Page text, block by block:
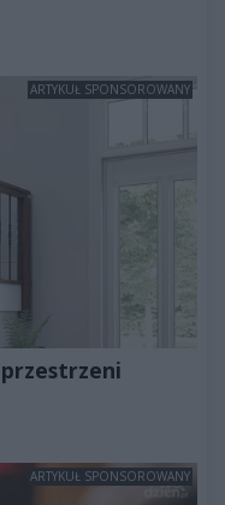
ARTYKUŁ SPONSOROWANY
ARTYKUŁ SPONSOROWANY